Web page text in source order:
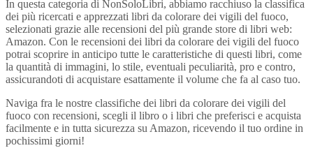
In questa categoria di NonSoloLibri, abbiamo racchiuso la classifica
dei più ricercati e apprezzati libri da colorare dei vigili del fuoco,
selezionati grazie alle recensioni del più grande store di libri web:
Amazon. Con le recensioni dei libri da colorare dei vigili del fuoco
potrai scoprire in anticipo tutte le caratteristiche di questi libri, come
la quantità di immagini, lo stile, eventuali peculiarità, pro e contro,
assicurandoti di acquistare esattamente il volume che fa al caso tuo.
Naviga fra le nostre classifiche dei libri da colorare dei vigili del
fuoco con recensioni, scegli il libro o i libri che preferisci e acquista
facilmente e in tutta sicurezza su Amazon, ricevendo il tuo ordine in
pochissimi giorni!